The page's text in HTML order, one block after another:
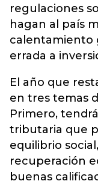
regulaciones
hagan al país
calentamiento
errada a
El año que
en tres temas
Primero,
tributaria que
equilibrio
recuperación
buenas